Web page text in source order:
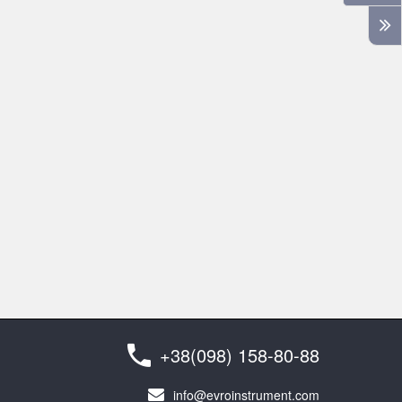
+38(098) 158-80-88
info@evroinstrument.com